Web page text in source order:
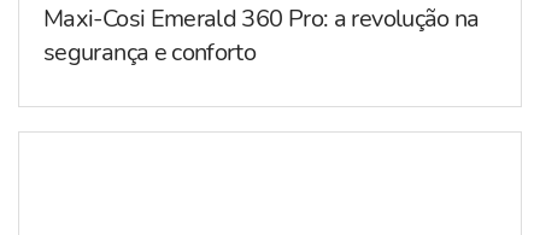
Maxi-Cosi Emerald 360 Pro: a revolução na
segurança e conforto